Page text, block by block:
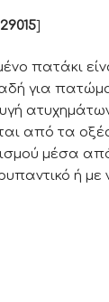
]
πατάκι
για
ατυχημάτων.
από τα
μέσα από
ή με